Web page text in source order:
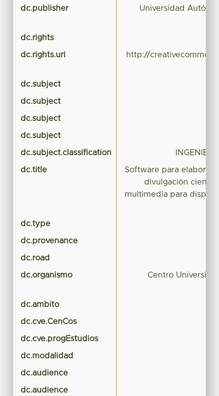
dc.publisher Universidad
dc.rights
dc.rights.uri http://
dc.subject
dc.subject
dc.subject
dc.subject
dc.subject.classification
dc.title
Software para
divulgación
multimedia para
dc.type
dc.provenance
dc.road
dc.organismo Centro
dc.ambito
dc.cve.CenCos
dc.cve.progEstudios
dc.modalidad
dc.audience
dc.audience